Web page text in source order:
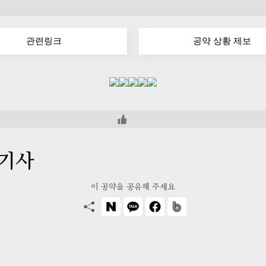
관련링크 공약 상황 제보
사
이 공약을 공유해 주세요